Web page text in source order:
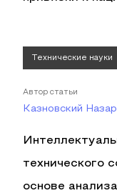
Технические науки
Автор статьи
Казновский
технического
основе